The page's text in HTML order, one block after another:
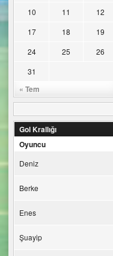
« Tem
10
11 12
17
18 19
24
25 26
31
Gol Krallığı
Oyuncu
Deniz
Berke
Enes
Şuayip